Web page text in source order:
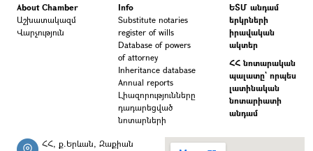
About Chamber
Աշխատակազմ
Վարչություն
Info
Substitute notaries
register of wills
Database of powers
of attorney
Inheritance database
Annual reports
Լիազորությունները
դադարեցված
նոտարների
ԵՏՄ անդամ
երկրների
իրավական
ակտեր
ՀՀ նոտարական
պալատը` որպես
լատինական
նոտարիատի
անդամ
ՀՀ, ք.Երևան, Զաքիան